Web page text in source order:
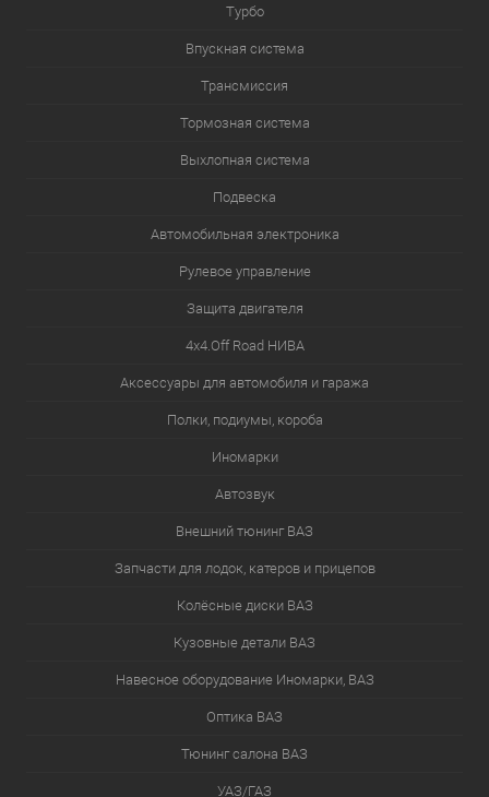
Турбо
Впускная система
Трансмиссия
Тормозная система
Выхлопная система
Подвеска
Автомобильная электроника
Рулевое управление
Защита двигателя
4х4.Off Road НИВА
Аксессуары для автомобиля и гаража
Полки, подиумы, короба
Иномарки
Автозвук
Внешний тюнинг ВАЗ
Запчасти для лодок, катеров и прицепов
Колёсные диски ВАЗ
Кузовные детали ВАЗ
Навесное оборудование Иномарки, ВАЗ
Оптика ВАЗ
Тюнинг салона ВАЗ
УАЗ/ГАЗ